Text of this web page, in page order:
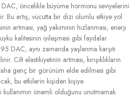
öncelikle büyüme hormonu seviyelerini
Bu artış, vücutta bir dizi olumlu etkiye yol
artması, yağ yakımının hızlanması, enerji
kalitesinin iyileşmesi gibi faydalar
DAC, aynı zamanda yaşlanma karşıtı
Cilt elastikiyetinin artması, kırışıklıkların
genç bir görünüm elde edilmesi gibi
bu etkilerin kişiden kişiye
önemli olduğunu unutmamak